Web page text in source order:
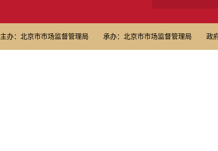
主办：北京市市场监督管理局 承办：北京市市场监督管理局 政